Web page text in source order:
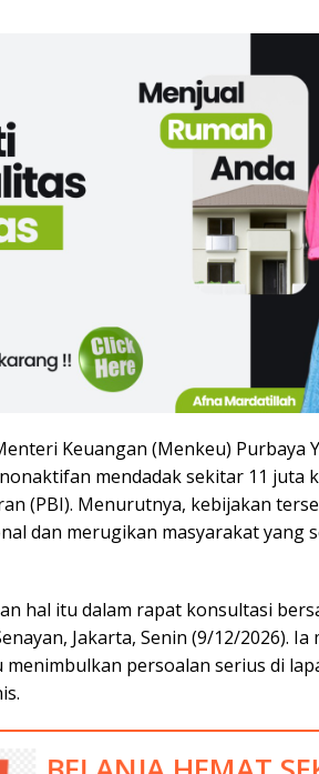
Keuangan (Menkeu) Purbaya
mendadak sekitar 11 juta
(PBI). Menurutnya, kebijakan
dan merugikan masyarakat yang
hal itu dalam rapat konsultasi
Jakarta, Senin (9/12/2026).
persoalan serius di